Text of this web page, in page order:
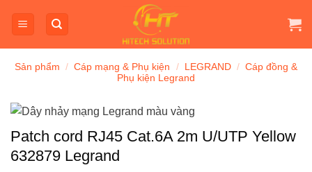
qua
dungSản phẩm / Cáp mạng & Phụ kiện / LEGRAND / Cáp đồng &
Phụ kiện Legrand
Patch cord RJ45 Cat.6A 2m U/UTP Yellow
632879 Legrand